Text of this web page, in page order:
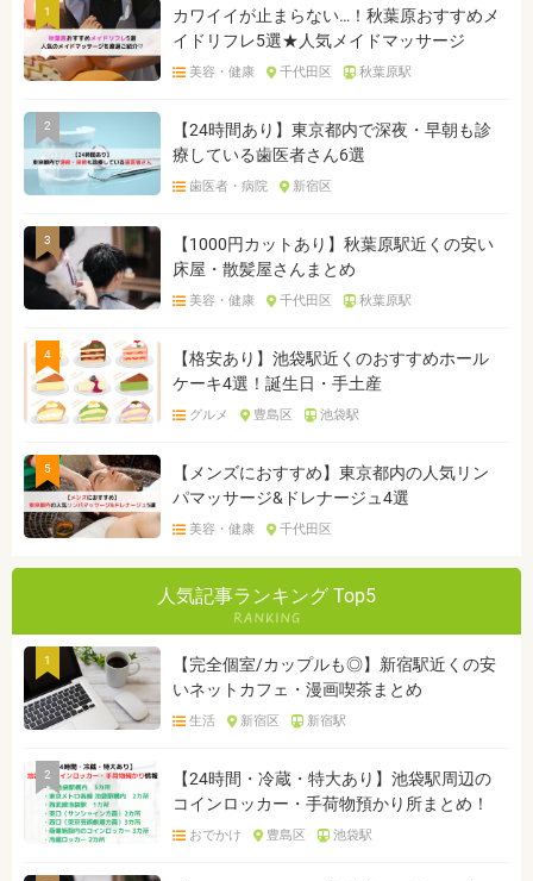
1
カワイイが止まらない…！秋葉原おすすめメ
イドリフレ5選★人気メイドマッサージ
美容・健康 千代田区 秋葉原駅
2
【24時間あり】東京都内で深夜・早朝も診
療している歯医者さん6選
歯医者・病院 新宿区
3
【1000円カットあり】秋葉原駅近くの安い
床屋・散髪屋さんまとめ
美容・健康 千代田区 秋葉原駅
4
【格安あり】池袋駅近くのおすすめホール
ケーキ4選！誕生日・手土産
グルメ 豊島区 池袋駅
5
【メンズにおすすめ】東京都内の人気リン
パマッサージ&ドレナージュ4選
美容・健康 千代田区
人気記事ランキング Top5
1
【完全個室/カップルも◎】新宿駅近くの安
いネットカフェ・漫画喫茶まとめ
生活 新宿区 新宿駅
2
【24時間・冷蔵・特大あり】池袋駅周辺の
コインロッカー・手荷物預かり所まとめ！
おでかけ 豊島区 池袋駅